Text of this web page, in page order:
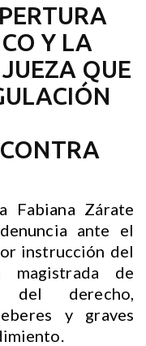
Y LA
QUE
Fabiana Zárate
ante el
instrucción del
magistrada de
del derecho,
y graves